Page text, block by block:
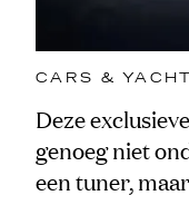
CARS &
Deze
genoeg niet
een tuner,